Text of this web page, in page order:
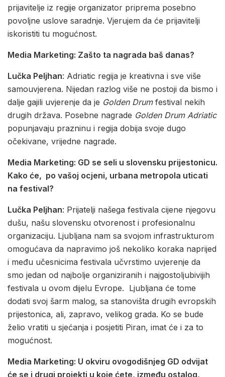
prijavitelje iz regije organizator priprema posebno
povoljne uslove saradnje. Vjerujem da će prijavitelji
iskoristiti tu mogućnost.
Media Marketing: Zašto ta nagrada baš danas?
Lučka Peljhan: Adriatic regija je kreativna i sve više
samouvjerena. Nijedan razlog više ne postoji da bismo i
dalje gajili uvjerenje da je Golden Drumfestival nekih
drugih država. Posebne nagrade Golden Drum Adriatic
popunjavaju prazninu i regija dobija svoje dugo
očekivane, vrijedne nagrade.
Media Marketing: GD se seli u slovensku prijestonicu.
Kako će, po vašoj ocjeni, urbana metropola uticati
na festival?
Lučka Peljhan: Prijatelji našega festivala cijene njegovu
dušu, našu slovensku otvorenost i profesionalnu
organizaciju. Ljubljana nam sa svojom infrastrukturom
omogućava da napravimo još nekoliko koraka naprijed
i među učesnicima festivala učvrstimo uvjerenje da
smo jedan od najbolje organiziranih i najgostoljubivijih
festivala u ovom dijelu Evrope. Ljubljana će tome
dodati svoj šarm malog, sa stanovišta drugih evropskih
prijestonica, ali, zapravo, velikog grada. Ko se bude
želio vratiti u sjećanja i posjetiti Piran, imat će i za to
mogućnost.
Media Marketing: U okviru ovogodišnjeg GD odvijat
će se i drugi projekti u koje ćete, između ostalog,